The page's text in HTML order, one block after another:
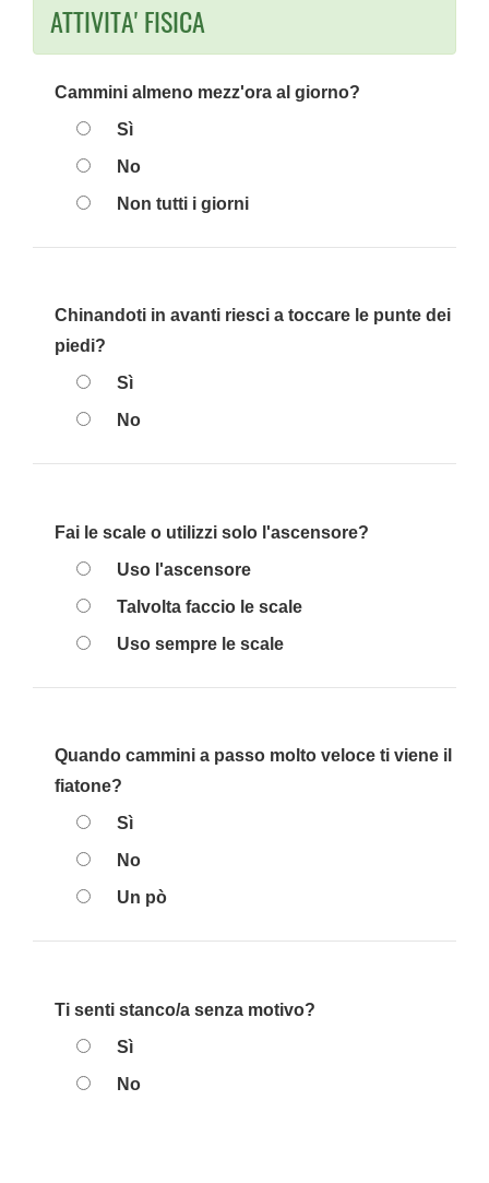
ATTIVITA' FISICA
Cammini almeno mezz'ora al giorno?
Sì
No
Non tutti i giorni
Chinandoti in avanti riesci a toccare le punte dei
piedi?
Sì
No
Fai le scale o utilizzi solo l'ascensore?
Uso l'ascensore
Talvolta faccio le scale
Uso sempre le scale
Quando cammini a passo molto veloce ti viene il
fiatone?
Sì
No
Un pò
Ti senti stanco/a senza motivo?
Sì
No